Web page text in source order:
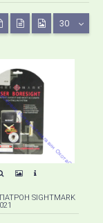
30
SIGHTMARK